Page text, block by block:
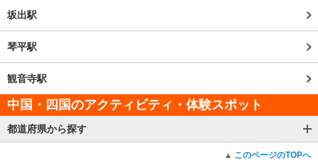
坂出駅
琴平駅
観音寺駅
中国・四国のアクティビティ・体験スポット
都道府県から探す
このページのTOPへ